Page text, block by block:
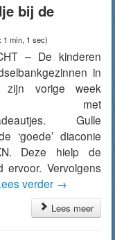
bij de
1 min, 1 sec)
– De kinderen
in
zijn vorige week
met
Gulle
‘goede’ diaconie
Deze hielp de
Vervolgens
verder →
Lees meer